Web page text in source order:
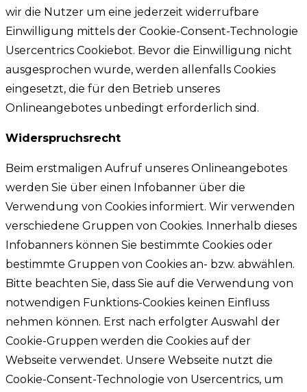
wir die Nutzer um eine jederzeit widerrufbare
Einwilligung mittels der Cookie-Consent-Technologie
Usercentrics Cookiebot. Bevor die Einwilligung nicht
ausgesprochen wurde, werden allenfalls Cookies
eingesetzt, die für den Betrieb unseres
Onlineangebotes unbedingt erforderlich sind.
Widerspruchsrecht
Beim erstmaligen Aufruf unseres Onlineangebotes
werden Sie über einen Infobanner über die
Verwendung von Cookies informiert. Wir verwenden
verschiedene Gruppen von Cookies. Innerhalb dieses
Infobanners können Sie bestimmte Cookies oder
bestimmte Gruppen von Cookies an- bzw. abwählen.
Bitte beachten Sie, dass Sie auf die Verwendung von
notwendigen Funktions-Cookies keinen Einfluss
nehmen können. Erst nach erfolgter Auswahl der
Cookie-Gruppen werden die Cookies auf der
Webseite verwendet. Unsere Webseite nutzt die
Cookie-Consent-Technologie von Usercentrics, um